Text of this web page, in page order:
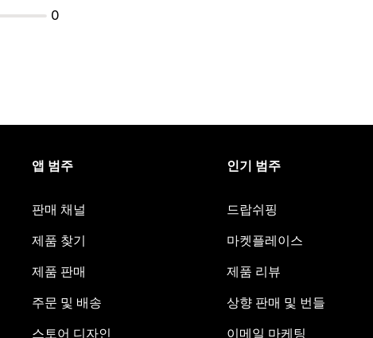
0
앱 범주
판매 채널
제품 찾기
제품 판매
주문 및 배송
스토어 디자인
인기 범주
드랍쉬핑
마켓플레이스
제품 리뷰
상향 판매 및 번들
이메일 마케팅